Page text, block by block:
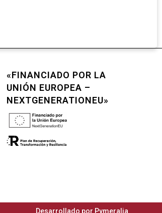
«FINANCIADO POR LA
UNIÓN EUROPEA –
NEXTGENERATIONEU»
Desarrollado por Pymeralia